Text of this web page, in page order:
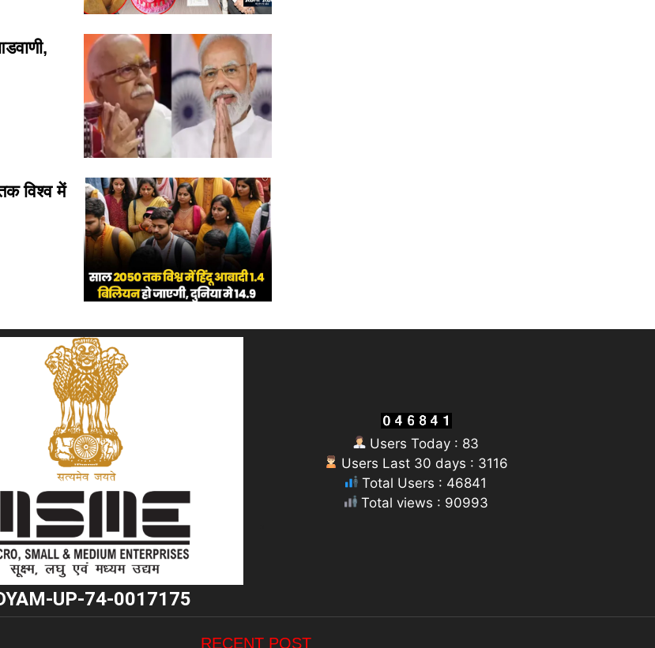
विश्व में
UP-74-0017175
Users Today : 83
Users Last 30 days : 3116
Total Users : 46841
Total views : 90993
RECENT POST